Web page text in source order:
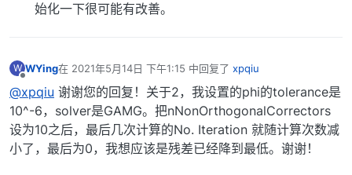
始化一下很可能有改善。
W WYing在 2021年5月14日 下午1:15 中回复了 xpqiu
最后由 编辑
@xpqiu 谢谢您的回复！关于2，我设置的phi的tolerance是
10^-6，solver是GAMG。把nNonOrthogonalCorrectors
设为10之后，最后几次计算的No. Iteration 就随计算次数减
小了，最后为0，我想应该是残差已经降到最低。谢谢！